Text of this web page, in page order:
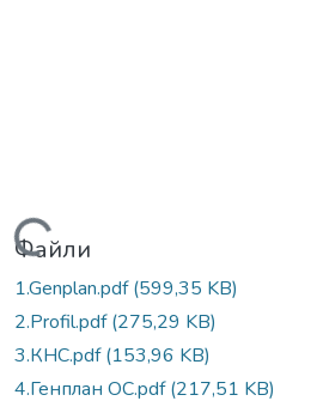
Вантажиться...
Файли
1.Genplan.pdf(599,35 KB)
2.Profil.pdf(275,29 KB)
3.КНС.pdf(153,96 KB)
4.Генплан ОС.pdf(217,51 KB)